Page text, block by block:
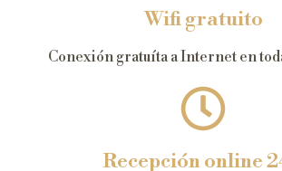
Wifi gratuito
Conexión gratuíta a Internet en
Recepción online